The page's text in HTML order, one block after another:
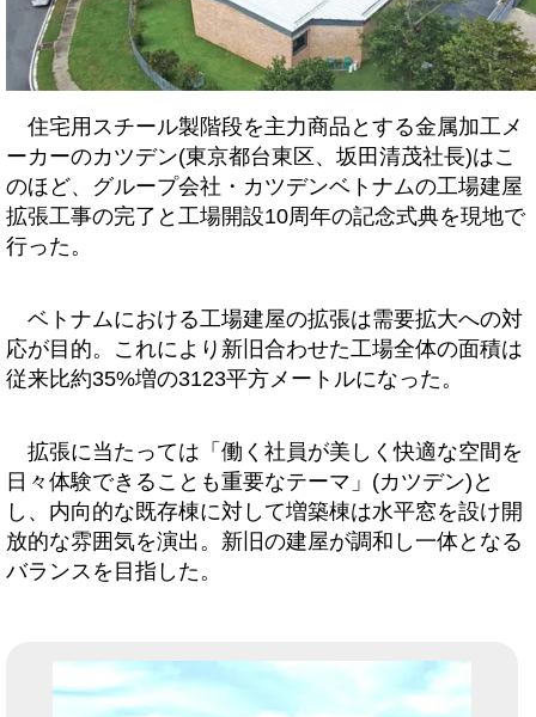
住宅用スチール製階段を主力商品とする金属加工メ
ーカーのカツデン(東京都台東区、坂田清茂社長)はこ
のほど、グループ会社・カツデンベトナムの工場建屋
拡張工事の完了と工場開設10周年の記念式典を現地で
行った。
ベトナムにおける工場建屋の拡張は需要拡大への対
応が目的。これにより新旧合わせた工場全体の面積は
従来比約35%増の3123平方メートルになった。
拡張に当たっては「働く社員が美しく快適な空間を
日々体験できることも重要なテーマ」(カツデン)と
し、内向的な既存棟に対して増築棟は水平窓を設け開
放的な雰囲気を演出。新旧の建屋が調和し一体となる
バランスを目指した。